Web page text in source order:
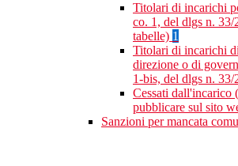
Titolari di incarichi
co. 1, del dlgs n.
tabelle) 1
Titolari di incarichi
direzione o di
1-bis, del dlgs n. 33/
Cessati dall'incarico
pubblicare sul sito
Sanzioni per mancata